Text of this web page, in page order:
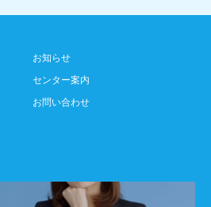
お知らせ
センター案内
お問い合わせ